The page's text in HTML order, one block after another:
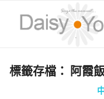
標籤存檔： 阿霞